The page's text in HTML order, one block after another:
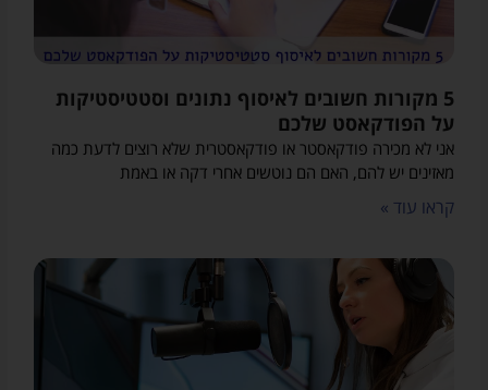
5 מקורות חשובים לאיסוף נתונים וסטטיסטיקות
על הפודקאסט שלכם
אני לא מכירה פודקאסטר או פודקאסטרית שלא רוצים לדעת כמה
מאזינים יש להם, האם הם נוטשים אחרי דקה או באמת
קראו עוד »